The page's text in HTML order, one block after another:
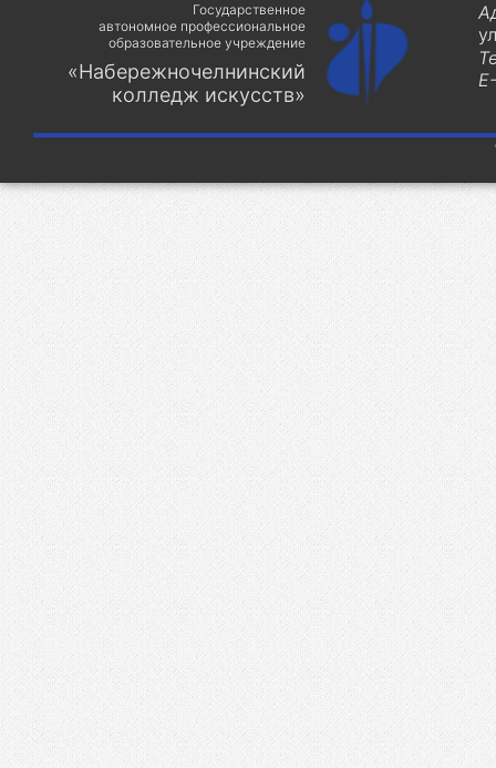
Государственное
автономное профессиональное
образовательное учреждение
«Набережночелнинский
колледж искусств»